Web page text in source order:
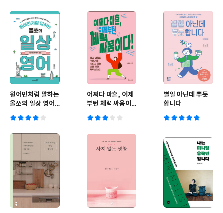
원어민처럼 말하는
올쏘의 일상 영어 :
관
어쩌다 마흔, 이제
부턴 체력 싸움이
별일 아닌데 뿌듯
합니다